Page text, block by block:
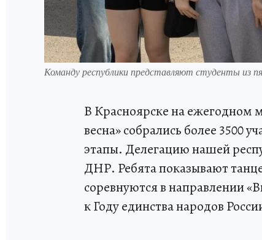
Команду республики представляют студенты из
В Красноярске на ежегодном
весна» собрались более 3500
этапы. Делегацию нашей
ДНР. Ребята показывают
соревнуются в направлении
к Году единства народов